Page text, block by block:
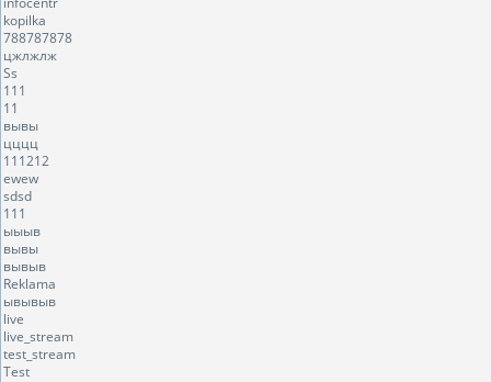
kopilka
788787878
цжлжлж
Ss
111
11
вывы
цццц
111212
ewew
sdsd
111
ыыыв
вывы
вывыв
Reklama
ывывыв
live
live_stream
test_stream
Test